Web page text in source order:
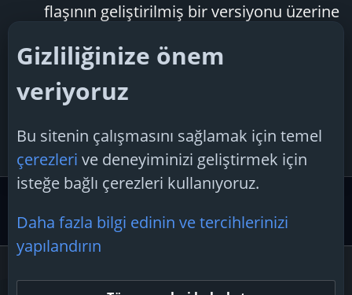
flaşının geliştirilmiş bir versiyonu üzerine
gerçek Gen 5 SSD'si olup, öncüllerinden
çok daha yüksek hızlar...
TechSpiker
samsung'un Cevaplar: 0
Forum:
Teknoloji Haberleri
Etiketler
Gizliliğinize önem
veriyoruz
Bu sitenin çalışmasını sağlamak için temel
çerezleri ve deneyiminizi geliştirmek için
isteğe bağlı çerezleri kullanıyoruz.
Daha fazla bilgi edinin ve tercihlerinizi
yapılandırın